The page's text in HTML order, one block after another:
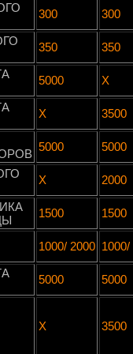
300
300
350
350
5000
Х
Х
3500
5000
5000
Х
2000
1500
1500
1000/ 2000 1000/
5000
5000
Х 3500